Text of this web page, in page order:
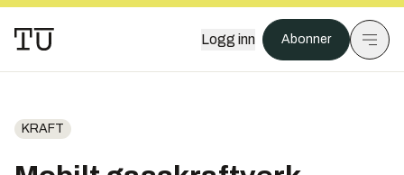
Logg inn Abonner
KRAFT